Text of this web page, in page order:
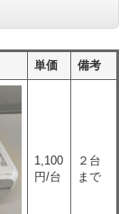
単価 備考
1,100
円/台
２台
まで